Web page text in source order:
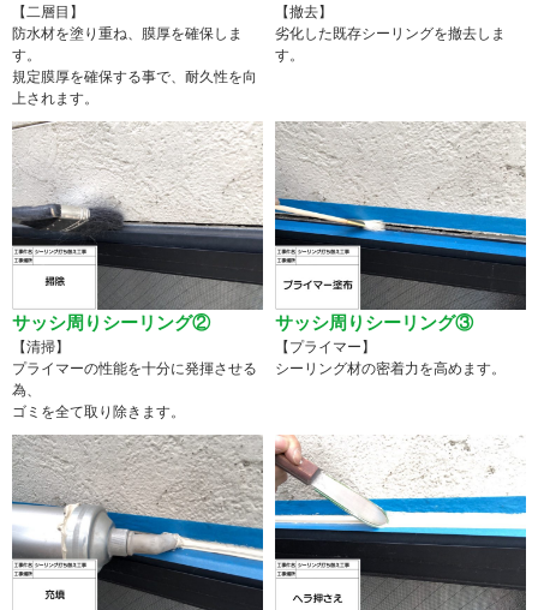
【二層目】
防水材を塗り重ね、膜厚を確保しま
す。
規定膜厚を確保する事で、耐久性を向
上されます。
【撤去】
劣化した既存シーリングを撤去しま
す。
サッシ周りシーリング②
【清掃】
プライマーの性能を十分に発揮させる
為、
ゴミを全て取り除きます。
サッシ周りシーリング③
【プライマー】
シーリング材の密着力を高めます。